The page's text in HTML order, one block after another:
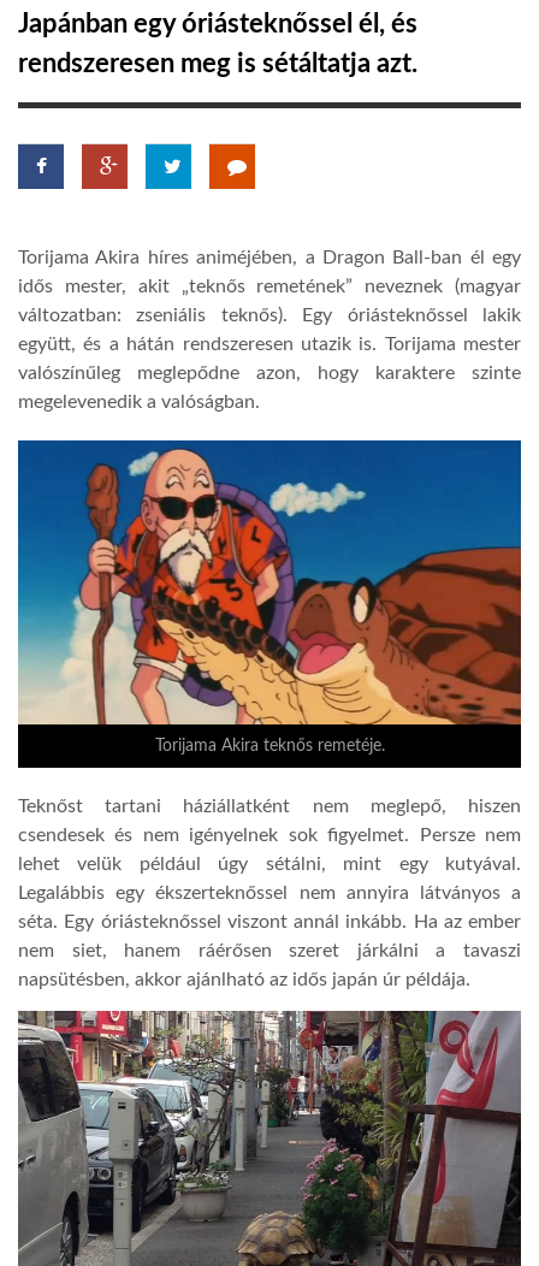
GLOBOTV BP
TROPICALMAGAZIN
GLOBOTV
AFRIKA TUDÁSTÁR
LINKTR.EE
GLOBOZSARU
DOBRAVERO.HU
GLOBOBOOK
Japánban egy óriásteknőssel él, és
rendszeresen meg is sétáltatja azt.
Torijama Akira híresaniméjében, a Dragon Ball-ban él egy
idős mester, akit „teknős remetének” neveznek (magyar
változatban: zseniális teknős). Egy óriásteknőssel lakik
együtt, és a hátán rendszeresen utazik is. Torijama mester
valószínűleg meglepődne azon, hogy karaktere szinte
megelevenedik a valóságban.
Torijama Akira teknős remetéje.
Teknőst tartani háziállatként nem meglepő, hiszen
csendesek és nem igényelnek sok figyelmet. Persze nem
lehet velük például úgy sétálni, mint egy kutyával.
Lega lábbis egy ékszerteknőssel nem annyira látványos a
séta. Egy óriásteknőssel viszont annál inkább. Ha az ember
nem siet, hanem ráérősen szeret járkálni a tavaszi
napsütésben, akkor ajánlható az idős japán úr példája.